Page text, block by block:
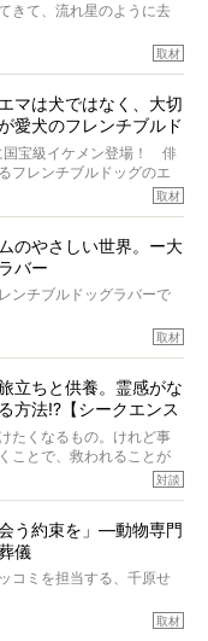
ンド級のレジェンドでし
も発作が起きなかったと
けでなく、脳腫瘍と闘う
夫婦に、治療の選択やケ
いました。
きて、流れ星のように去
とはできないが、話をき
いいだろう。
だった、ほんとうに愛し
へ伺って、お話をきこう
取材
マは犬ではなく、大切
愛犬のフレンチブルド
国宝級イケメン登場！ 俳
フレンチブルドッグのエ
メロとの情報を聞きつけ、
出しました。
取材
のやさしい世界。ー大
バー
ンチブルドッグラバーで
そのフレンチブルドッグ
同じであることに、なん
した。
暮らしを、BUHI編集長の
らせていただきます。
取材
立ちと供養。霊感がな
方法!?【シークエンス
たくなるもの。けれど事
ことで、救われることが
スはやとも」さんに、愛
ビュー。
の犬好きで心霊分野の知
おもちゃはどうすればい
対談
う約束を」―動物専門
儀
コミを担当する、千原せ
取材